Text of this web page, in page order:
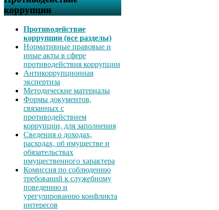
коррупции
Противодействие
коррупции (все разделы)
Нормативные правовые и
иные акты в сфере
противодействия коррупции
Антикоррупционная
экспертиза
Методические материалы
Формы документов,
связанных с
противодействием
коррупции, для заполнения
Сведения о доходах,
расходах, об имуществе и
обязательствах
имущественного характера
Комиссия по соблюдению
требований к служебному
поведению и
урегулированию конфликта
интересов